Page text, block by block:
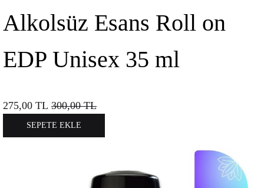
Alkolsüz Esans Roll on
EDP Unisex 35 ml
275,00 TL 300,00TL
SEPETE EKLE